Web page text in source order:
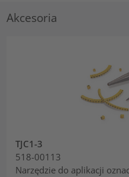
Akcesoria
TJC1-3
518-00113
Narzędzie do aplikacji